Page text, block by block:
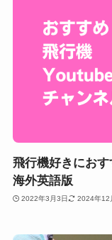
飛行機好きにお
海外英語版
2022年3月3日 2024年12